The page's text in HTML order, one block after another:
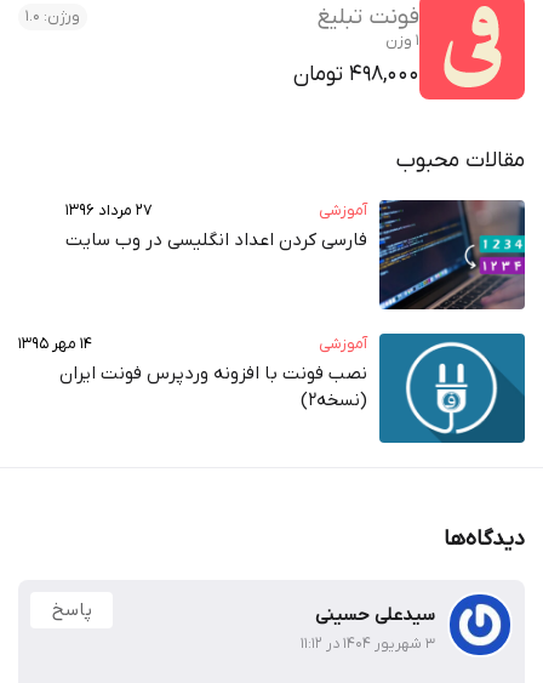
فونت تبلیغ
ورژن: 1.0
1 وزن
498,000 تومان
مقالات محبوب
آموزشی ۲۷ مرداد ۱۳۹۶
فارسی کردن اعداد انگلیسی در وب‌ سایت
آموزشی ۱۴ مهر ۱۳۹۵
نصب فونت با افزونه وردپرس فونت ایران
(نسخه2)
دیدگاه‌ها
سیدعلی حسینی
۳ شهریور ۱۴۰۴ در ۱۱:۱۲
پاسخ